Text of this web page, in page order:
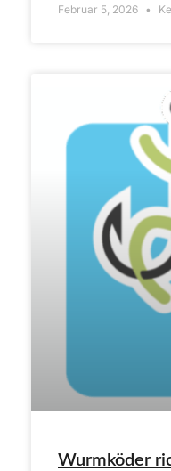
Februar 5, 2026
Wurmköder